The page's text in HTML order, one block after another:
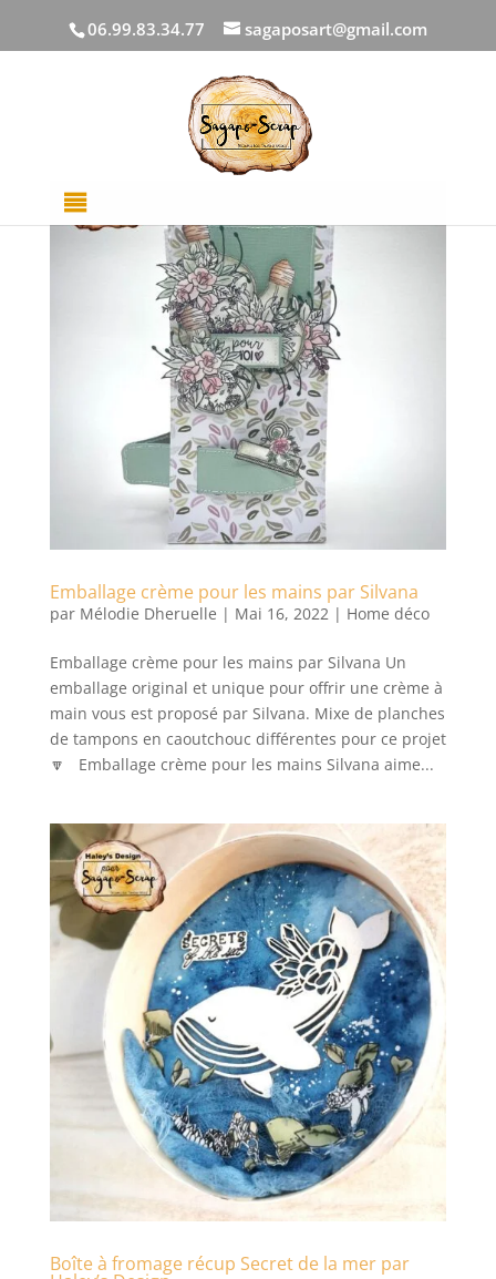
06.99.83.34.77 sagaposart@gmail.com
Emballage crème pour les mains par Silvana
par Mélodie Dheruelle | Mai 16, 2022| Home déco
Emballage crème pour les mains par Silvana Un
emballage original et unique pour offrir une crème à
main vous est proposé par Silvana. Mixe de planches
de tampons en caoutchouc différentes pour ce projet
🔽 Emballage crème pour les mains Silvana aime...
Boîte à fromage récup Secret de la mer par